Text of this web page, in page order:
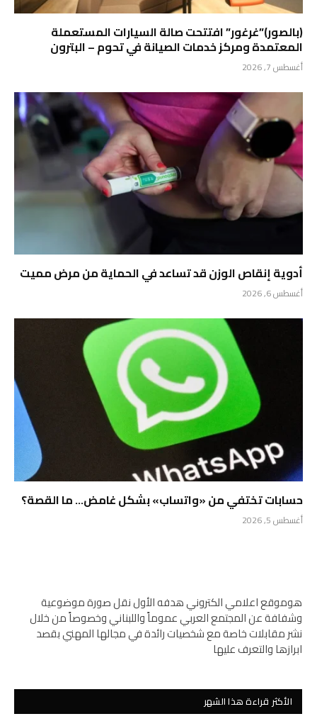
(بالصور)”غرغور” افتتحت صالة السيارات المستعملة
المعتمدة ومركز خدمات الصيانة في تحوم – البترون
أغسطس 7, 2026
أدوية إنقاص الوزن قد تساعد في الحماية من مرض مميت
أغسطس 6, 2026
حسابات تختفي من «واتساب» بشكل غامض… ما القصة؟
أغسطس 5, 2026
هوموقع اعلامي الكتروني هدفه الأول نقل صورة موضوعية
وشفافة عن المجتمع العربي عموماً واللبناني وخصوصاً من خلال
نشر مقابلات خاصة مع شخصيات رائدة في مجالها المهني بقصد
ابرازها والتعرف عليها
الأكثر قراءة هذا الشهر